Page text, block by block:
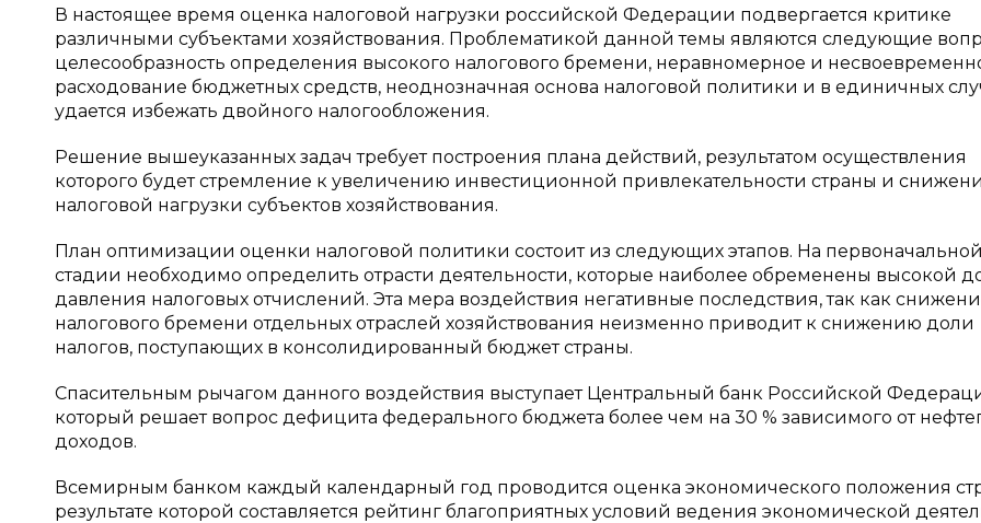
В настоящее время оценка налоговой нагрузки российской Федерации подвергается критике
различными субъектами хозяйствования. Проблематикой данной темы являются следующие
целесообразность определения высокого налогового бремени, неравномерное и
расходование бюджетных средств, неоднозначная основа налоговой политики и в единичных
удается избежать двойного налогообложения.
Решение вышеуказанных задач требует построения плана действий, результатом осуществления
которого будет стремление к увеличению инвестиционной привлекательности страны и
налоговой нагрузки субъектов хозяйствования.
План оптимизации оценки налоговой политики состоит из следующих этапов. На первоначальной
стадии необходимо определить отрасти деятельности, которые наиболее обременены высокой
давления налоговых отчислений. Эта мера воздействия негативные последствия, так как
налогового бремени отдельных отраслей хозяйствования неизменно приводит к снижению доли
налогов, поступающих в консолидированный бюджет страны.
Спасительным рычагом данного воздействия выступает Центральный банк Российской
который решает вопрос дефицита федерального бюджета более чем на 30 % зависимого от
доходов.
Всемирным банком каждый календарный год проводится оценка экономического положения
результате которой составляется рейтинг благоприятных условий ведения экономической